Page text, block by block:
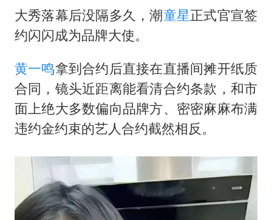
大秀落幕后没隔多久，潮童星正式官宣签
约闪闪成为品牌大使。
黄一鸣拿到合约后直接在直播间摊开纸质
合同，镜头近距离能看清合约条款，和市
面上绝大多数偏向品牌方、密密麻麻布满
违约金约束的艺人合约截然相反。